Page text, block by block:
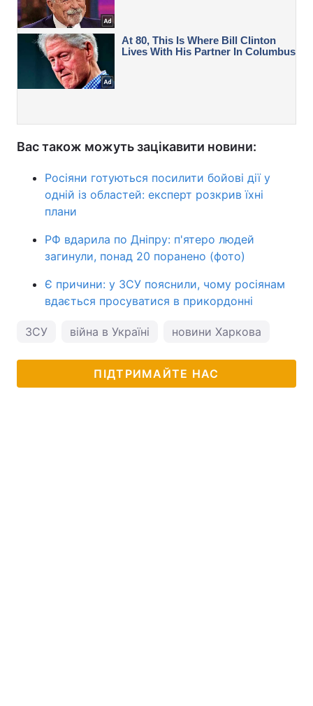
Вас також можуть зацікавити новини:
Росіяни готуються посилити бойові дії у
одній із областей: експерт розкрив їхні
плани
РФ вдарила по Дніпру: п'ятеро людей
загинули, понад 20 поранено (фото)
Є причини: у ЗСУ пояснили, чому росіянам
вдається просуватися в прикордонні
ЗСУ війна в Україні новини Харкова
ПІДТРИМАЙТЕ НАС